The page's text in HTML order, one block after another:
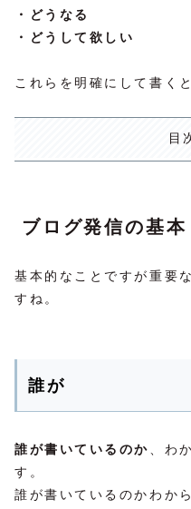
・どうなる
・どうして欲しい
これらを明確にして書く
目
ブログ発信の基本
基本的なことですが重要
すね。
誰が
誰が書いているのか、わ
す。
誰が書いているのかわか